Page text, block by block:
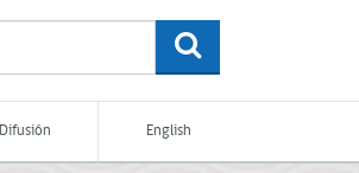
Difusión English